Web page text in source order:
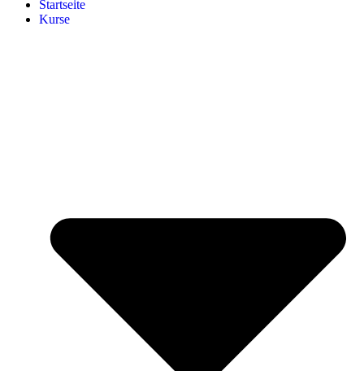
Start­sei­te
Kur­se